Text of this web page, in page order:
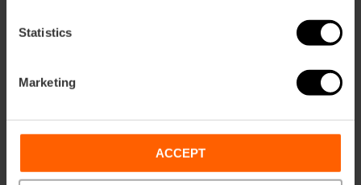
Statistics
Marketing
ACCEPT
Falles 2026
Descobrix les Falles 2026 i els monuments municipals amb
explicacions accessibles en sistemes augmentatius i
alternatius de comunicació, així com en llengua de signes